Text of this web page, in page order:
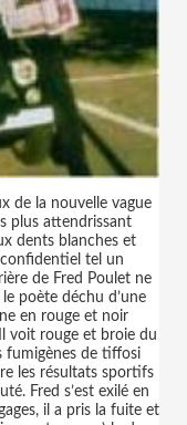
de la nouvelle vague
plus attendrissant
dents blanches et
confidentiel tel un
de Fred Poulet ne
poète déchu d’une
en rouge et noir
voit rouge et broie du
fumigènes de tiffosi
les résultats sportifs
Fred s’est exilé en
il a pris la fuite et